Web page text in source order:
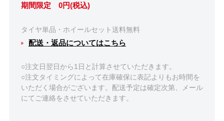
期間限定 0円(税込)
タイヤ単品・ホイールセット送料無料
配送・返品についてはこちら
○注文日翌日から1日と計算させていただきます。
○注文タイミングによって在庫確保に表記よりもお時間を
いただく場合がございます。配送予定は確定次第、メール
にてご連絡をさせていただきます。